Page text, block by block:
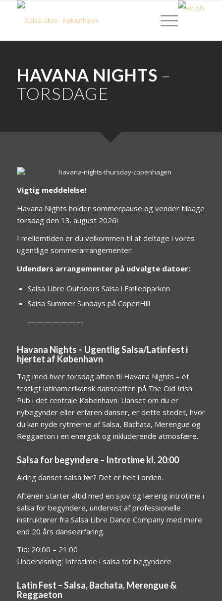
HAVANA NIGHTS –
TORSDAGE
Vigtig meddelelse!
Havana Nights holder sommerpause og vender tilbage
torsdag den 13. august 2026!
I mellemtiden er du velkommen til at deltage i vores
ugentlige sommerarrangementer:
Udendørs arrangementer på udvalgte datoer:
Salsa Libre Outdoors Salsa i Fælledparken
Salsa Summer Sundays på CopenHill
———————
Havana Nights – Ugentlig Salsa/Latinfest i
hjertet af København
Tag med hver torsdag aften til Havana Nights – et
festligt latinamerikansk danseaften på The Old Irish
Pub i det centrale København. Uanset om du er
nybegynder eller erfaren danser, er dette stedet, hvor
du kan nyde rytmerne af Salsa, Bachata, Merengue og
Reggaeton i en energisk og inkluderende atmosfære.
Salsa for begyndere – Introtime kl. 20:00
Aldrig danset salsa før? Det er helt i orden.
Aftenen starter altid med en sjov og lærerig introtime i
salsa for begyndere, undervist af professionelle
instruktører fra Salsa Libre Dance Company med mere
end 20 års danseerfaring.
Tid: 20:00 – 21:00
Undervisning: Introtime i salsa for begyndere
Latin Fest – Salsa, Bachata, Merengue &
Reggaeton